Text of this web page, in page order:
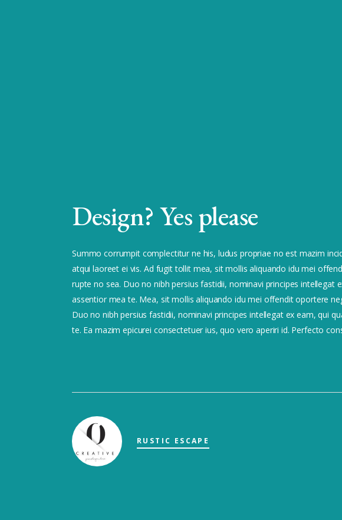
Design? Yes please
Summo corrumpit complectitur ne his, ludus propriae no est mazim
atqui laoreet ei vis. Ad fugit tollit mea, sit mollis aliquando idu mei
rupte no sea. Duo no nibh persius fastidii, nominavi principes intellegat
assentior mea te. Mea, sit mollis aliquando idu mei offendit oportere
Duo no nibh persius fastidii, nominavi principes intellegat ex eam, qui
te. Ea mazim epicurei consectetuer ius, quo vero aperiri id. Perfecto
RUSTIC ESCAPE